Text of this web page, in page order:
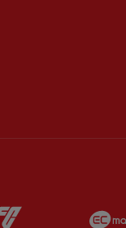
Partner: EA Sports